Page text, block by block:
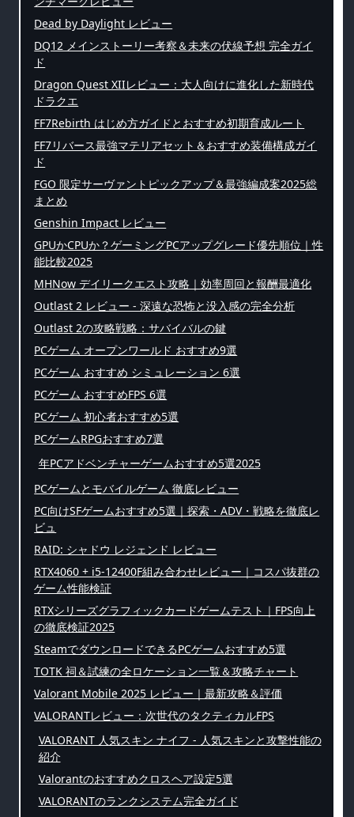
Dead by Daylight レビュー
DQ12 メインストーリー考察＆未来の伏線予想 完全ガイ
ド
Dragon Quest XIIレビュー：大人向けに進化した新時代
ドラクエ
FF7Rebirth はじめ方ガイドとおすすめ初期育成ルート
FF7リバース最強マテリアセット＆おすすめ装備構成ガイ
ド
FGO 限定サーヴァントピックアップ＆最強編成案2025総
まとめ
Genshin Impact レビュー
GPUかCPUか？ゲーミングPCアップグレード優先順位｜性
能比較2025
MHNow デイリークエスト攻略｜効率周回と報酬最適化
Outlast 2 レビュー - 深遠な恐怖と没入感の完全分析
Outlast 2の攻略戦略：サバイバルの鍵
PCゲーム オープンワールド おすすめ9選
PCゲーム おすすめ シミュレーション 6選
PCゲーム おすすめFPS 6選
PCゲーム 初心者おすすめ5選
PCゲームRPGおすすめ7選
年PCアドベンチャーゲームおすすめ5選2025
PCゲームとモバイルゲーム 徹底レビュー
PC向けSFゲームおすすめ5選｜探索・ADV・戦略を徹底レ
ビュ
RAID: シャドウ レジェンド レビュー
RTX4060 + i5-12400F組み合わせレビュー｜コスパ抜群の
ゲーム性能検証
RTXシリーズグラフィックカードゲームテスト｜FPS向上
の徹底検証2025
SteamでダウンロードできるPCゲームおすすめ5選
TOTK 祠＆試練の全ロケーション一覧＆攻略チャート
Valorant Mobile 2025 レビュー｜最新攻略＆評価
VALORANTレビュー：次世代のタクティカルFPS
VALORANT 人気スキン ナイフ - 人気スキンと攻撃性能の
紹介
Valorantのおすすめクロスヘア設定5選
VALORANTのランクシステム完全ガイド